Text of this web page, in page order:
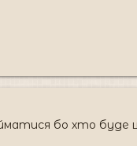
бо хто буде